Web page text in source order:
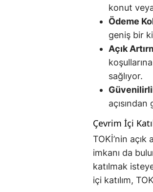
konut
Ödeme
geniş bir
Açık
sağlıyor.
Çevrim İçi
TOKİ’nin
imkanı da
katılmak
içi katılım,